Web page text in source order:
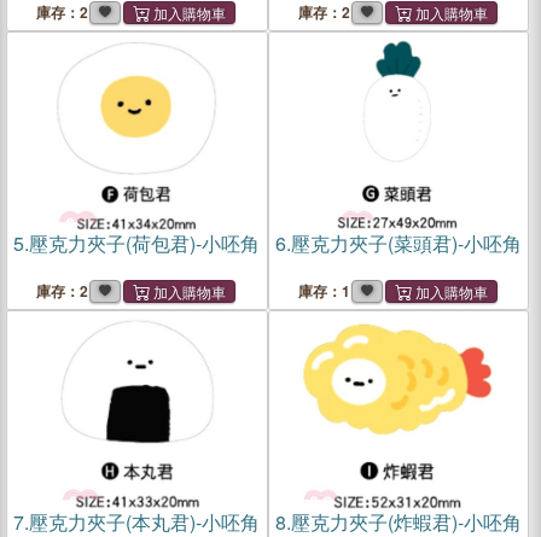
庫存：2 庫存：2
5.壓克力夾子(荷包君)-小呸角
庫存：2
6.壓克力夾子(菜頭君)-小呸角
庫存：1
7.壓克力夾子(本丸君)-小呸角 8.壓克力夾子(炸蝦君)-小呸角